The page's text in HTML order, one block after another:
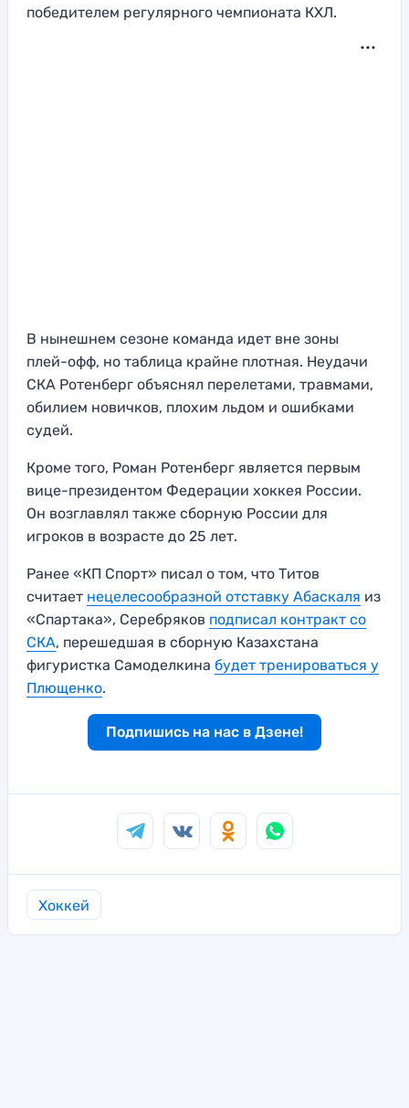
победителем регулярного чемпионата КХЛ.
В нынешнем сезоне команда идет вне зоны
плей-офф, но таблица крайне плотная. Неудачи
СКА Ротенберг объяснял перелетами, травмами,
обилием новичков, плохим льдом и ошибками
судей.
Кроме того, Роман Ротенберг является первым
вице-президентом Федерации хоккея России.
Он возглавлял также сборную России для
игроков в возрасте до 25 лет.
Ранее «КП Спорт» писал о том, что Титов
считает нецелесообразной отставку Абаскаля из
«Спартака», Серебряков подписал контракт со
СКА, перешедшая в сборную Казахстана
фигуристка Самоделкина будет тренироваться у
Плющенко.
Подпишись на нас в Дзене!
Хоккей